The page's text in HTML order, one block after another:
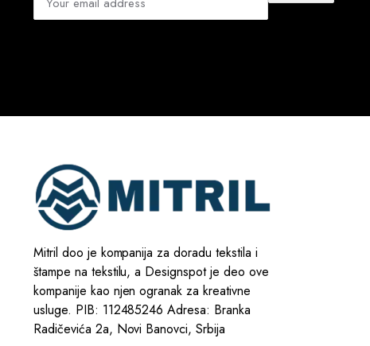
Mitril doo je kompanija za doradu tekstila i
štampe na tekstilu, a Designspot je deo ove
kompanije kao njen ogranak za kreativne
usluge. PIB: 112485246 Adresa: Branka
Radičevića 2a, Novi Banovci, Srbija